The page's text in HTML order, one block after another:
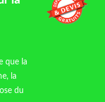
que la
la
du